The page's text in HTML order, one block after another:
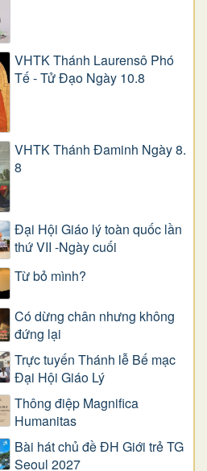
VHTK Thánh Laurensô Phó
Tế - Tử Đạo Ngày 10.8
VHTK Thánh Đaminh Ngày 8.
8
Đại Hội Giáo lý toàn quốc lần
thứ VII -Ngày cuối
Từ bỏ mình?
Có dừng chân nhưng không
đứng lại
Trực tuyến Thánh lễ Bế mạc
Đại Hội Giáo Lý
Thông điệp Magnifica
Humanitas
Bài hát chủ đề ĐH Giới trẻ TG
Seoul 2027